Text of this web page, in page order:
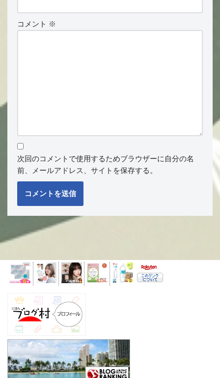
コメント ※
次回のコメントで使用するためブラウザーに自分の名
前、メールアドレス、サイトを保存する。